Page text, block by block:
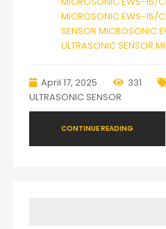
MICROSONIC EWS-15/
SENSOR MICROSONIC
ULTRASONIC SENSOR
April 17, 2025 331
ULTRASONIC SENSOR
CONTINUE READING